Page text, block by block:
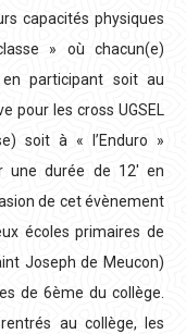
capacités physiques
» où chacun(e)
participant soit au
pour les cross UGSEL
soit à « l’Enduro »
durée de 12′ en
de cet évènement
écoles primaires de
Joseph de Meucon)
de 6ème du collège.
au collège, les